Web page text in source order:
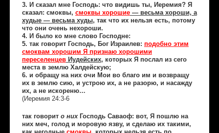
3. И сказал мне Господь: что видишь ты, Иеремия? Я
сказал: смоквы, смоквы хорошие— весьма хороши, а
худые — весьма худы, так что их нельзя есть, потому
что они очень нехороши.
4. И было ко мне слово Господне:
5. так говорит Господь, Бог Израилев: подобно этим
смоквам хорошим Я признаю хорошими
переселенцевИудейских, которых Я послал из сего
места в землю Халдейскую;
6. и обращу на них очи Мои во благо им и возвращу
их в землю сию, и устрою их, а не разорю, и насажду
их, а не искореню…
(Иеремия 24:3-6
так говорит о нихГосподь Саваоф: вот, Я пошлю на
них меч, голод и моровую язву, и сделаю их такими,